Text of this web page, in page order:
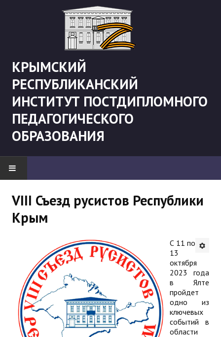
КРЫМСКИЙ
РЕСПУБЛИКАНСКИЙ
ИНСТИТУТ ПОСТДИПЛОМНОГО
ПЕДАГОГИЧЕСКОГО
ОБРАЗОВАНИЯ
"Боевая" русистика
АНОНСЫ
ИНСТИТУТ
Противодействие коррупции
В ПОМОЩЬ УЧИТЕЛЮ
VIII Съезд русистов Республики
Крым
С 11 по
13
октября
2023 года
в Ялте
пройдет
одно из
ключевых
событий в
области